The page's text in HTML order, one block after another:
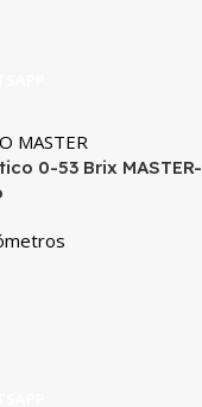
0-53 Brix MASTER-